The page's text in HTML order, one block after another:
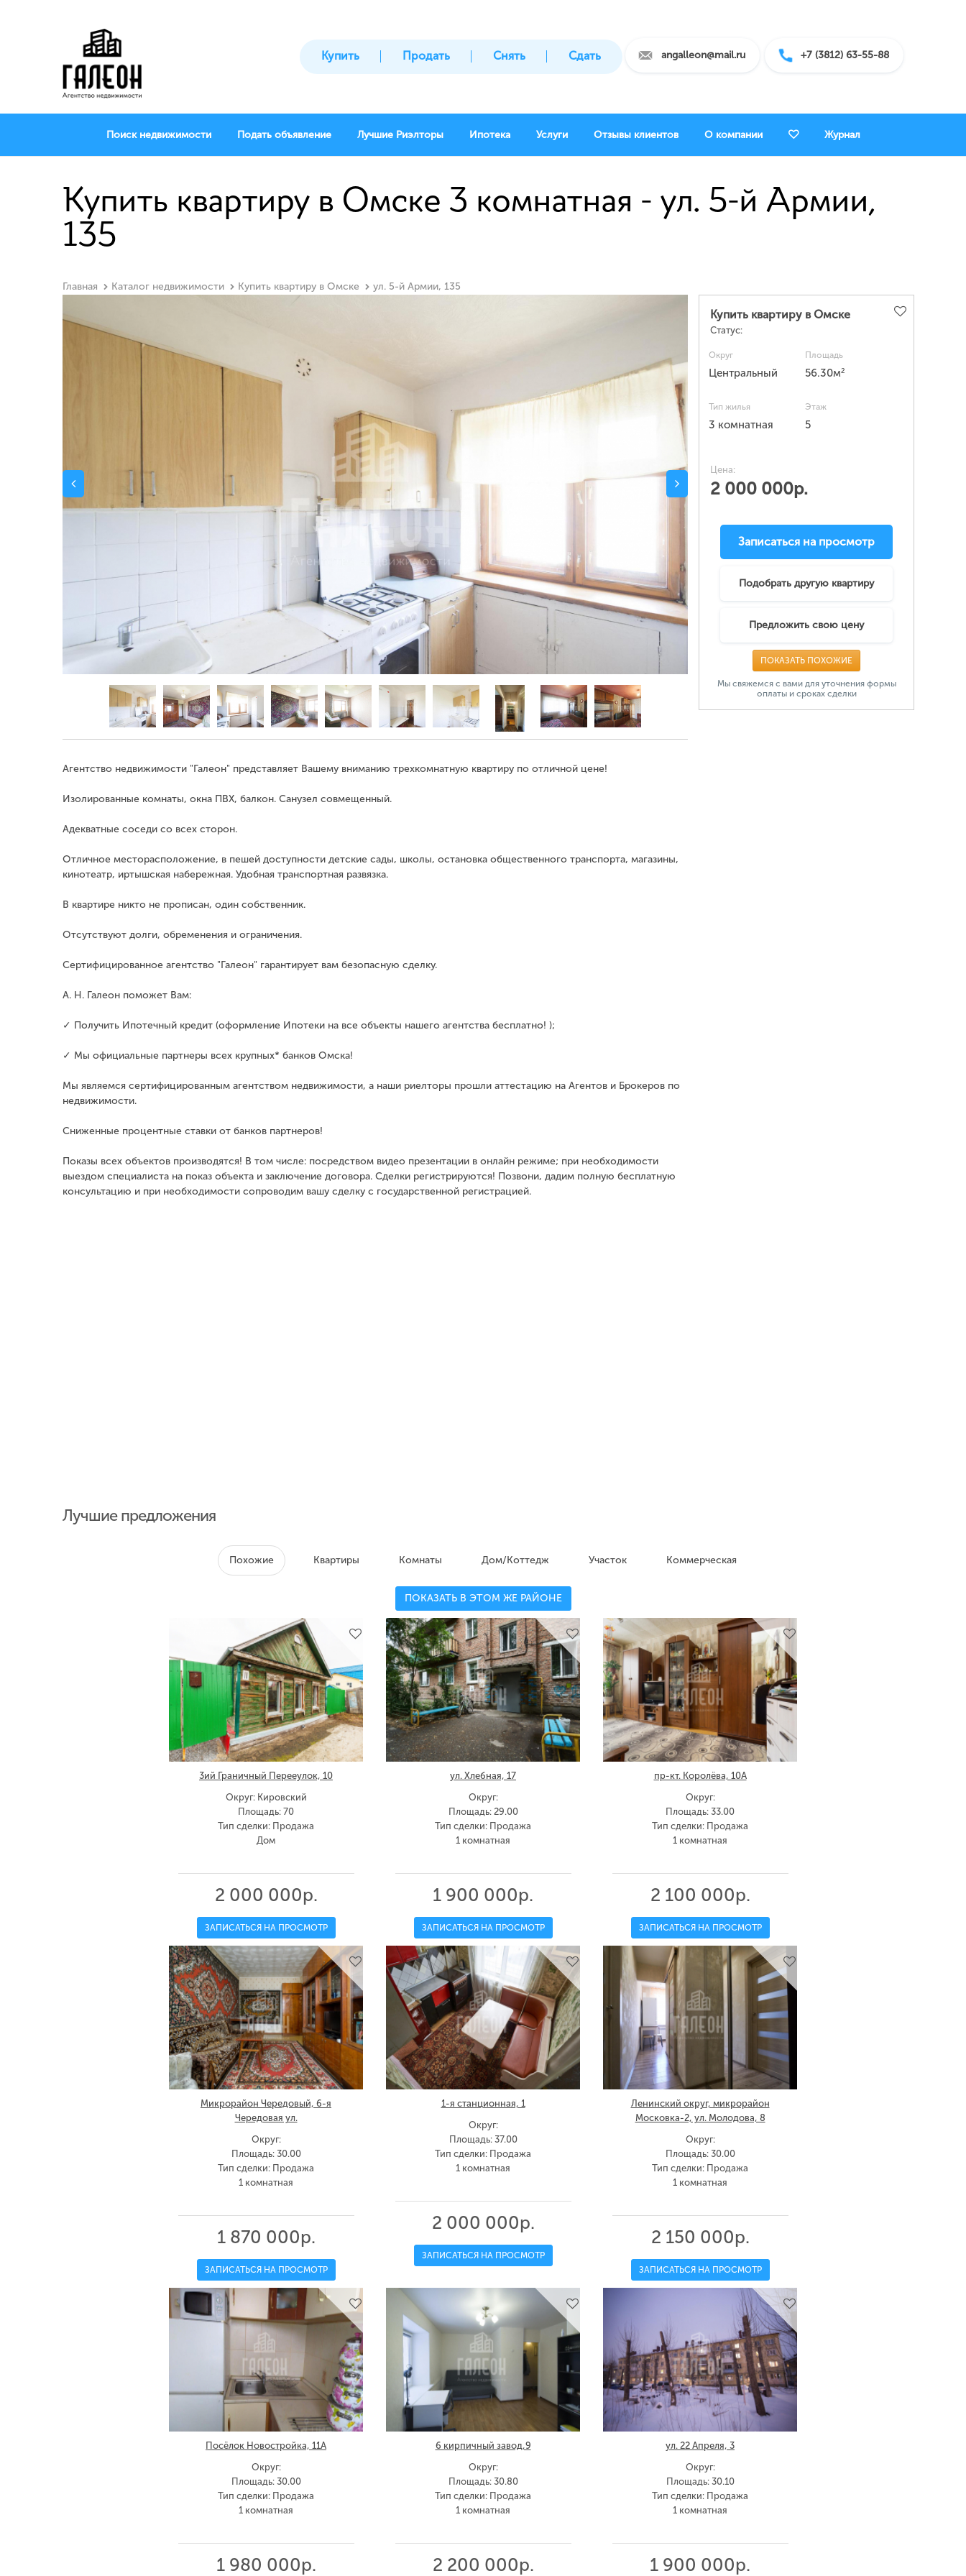
angalleon@mail.ru +7 (3812) 63-55-88
Купить Продать Снять Сдать
Поиск недвижимости Подать объявление Лучшие Риэлторы Ипотека Услуги Отзывы клиентов О компании Журнал
Купить квартиру в Омске 3 комнатная - ул. 5-й Армии,
135
Главная Каталог недвижимости Купить квартиру в Омске ул. 5-й Армии, 135
Агентство недвижимости "Галеон" представляет Вашему вниманию трехкомнатную квартиру по отличной цене!
Изолированные комнаты, окна ПВХ, балкон. Санузел совмещенный.
Адекватные соседи со всех сторон.
Отличное месторасположение, в пешей доступности детские сады, школы, остановка общественного транспорта, магазины,
кинотеатр, иртышская набережная. Удобная транспортная развязка.
В квартире никто не прописан, один собственник.
Отсутствуют долги, обременения и ограничения.
Сертифицированное агентство "Галеон" гарантирует вам безопасную сделку.
А. Н. Галеон поможет Вам:
✓ Получить Ипотечный кредит (оформление Ипотеки на все объекты нашего агентства бесплатно! );
✓ Мы официальные партнеры всех крупных* банков Омска!
Мы являемся сертифицированным агентством недвижимости, а наши риелторы прошли аттестацию на Агентов и Брокеров по
недвижимости.
Сниженные процентные ставки от банков партнеров!
Показы всех объектов производятся! В том числе: посредством видео презентации в онлайн режиме; при необходимости
выездом специалиста на показ объекта и заключение договора. Сделки регистрируются! Позвони, дадим полную бесплатную
консультацию и при необходимости сопроводим вашу сделку с государственной регистрацией.
Купить квартиру в Омске
Статус:
Округ
Центральный
Площадь
56.30м2
Тип жилья
3 комнатная
Этаж
5
Цена:
2 000 000р.
Записаться на просмотр
Подобрать другую квартиру
Предложить свою цену
ПОКАЗАТЬ ПОХОЖИЕ
Мы свяжемся с вами для уточнения формы
оплаты и сроках сделки
Лучшие предложения
Похожие Квартиры Комнаты Дом/Коттедж Участок Коммерческая
ПОКАЗАТЬ В ЭТОМ ЖЕ РАЙОНЕ
3ий Граничный Перееулок, 10
Округ: Кировский
Площадь: 70
Тип сделки: Продажа
Дом
2 000 000р.
ЗАПИСАТЬСЯ НА ПРОСМОТР
ул. Хлебная, 17
Округ:
Площадь: 29.00
Тип сделки: Продажа
1 комнатная
1 900 000р.
ЗАПИСАТЬСЯ НА ПРОСМОТР
пр-кт. Королёва, 10А
Округ:
Площадь: 33.00
Тип сделки: Продажа
1 комнатная
2 100 000р.
ЗАПИСАТЬСЯ НА ПРОСМОТР
Микрорайон Чередовый, 6-я
Чередовая ул.
Округ:
Площадь: 30.00
Тип сделки: Продажа
1 комнатная
1 870 000р.
ЗАПИСАТЬСЯ НА ПРОСМОТР
1-я станционная, 1
Округ:
Площадь: 37.00
Тип сделки: Продажа
1 комнатная
2 000 000р.
ЗАПИСАТЬСЯ НА ПРОСМОТР
Ленинский округ, микрорайон
Московка-2, ул. Молодова, 8
Округ:
Площадь: 30.00
Тип сделки: Продажа
1 комнатная
2 150 000р.
ЗАПИСАТЬСЯ НА ПРОСМОТР
Посёлок Новостройка, 11А
Округ:
Площадь: 30.00
Тип сделки: Продажа
1 комнатная
1 980 000р.
6 кирпичный завод,9
Округ:
Площадь: 30.80
Тип сделки: Продажа
1 комнатная
2 200 000р.
ул. 22 Апреля, 3
Округ:
Площадь: 30.10
Тип сделки: Продажа
1 комнатная
1 900 000р.